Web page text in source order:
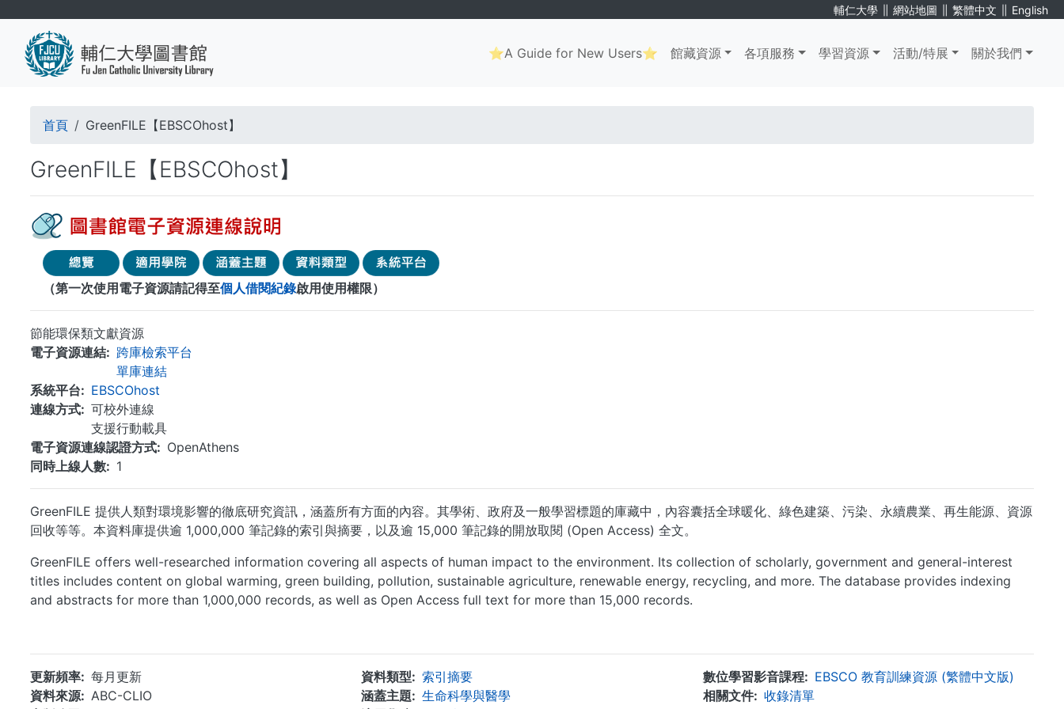
輔仁大學 ∥ 網站地圖 ∥ 繁體中文 ∥ English
Main
navigation
⭐A Guide for New Users⭐ 館藏資源 各項服務 學習資源 活動/特展 關於我們
導
連
結
首頁 GreenFILE【EBSCOhost】
GreenFILE【EBSCOhost】
（第一次使用電子資源請記得至個人借閱紀錄啟用使用權限）
節能環保類文獻資源
電子資源連結
跨庫檢索平台
單庫連結
系統平台
EBSCOhost
連線方式
可校外連線
支援行動載具
電子資源連線認證方式
OpenAthens
同時上線人數
1
GreenFILE 提供人類對環境影響的徹底研究資訊，涵蓋所有方面的內容。其學術、政府及一般學習標題的庫藏中，內容囊括全球暖化、綠色建築、污染、永續農業、再生能源、資源
回收等等。本資料庫提供逾 1,000,000 筆記錄的索引與摘要，以及逾 15,000 筆記錄的開放取閱 (Open Access) 全文。
GreenFILE offers well-researched information covering all aspects of human impact to the environment. Its collection of scholarly, government and general-interest
titles includes content on global warming, green building, pollution, sustainable agriculture, renewable energy, recycling, and more. The database provides indexing
and abstracts for more than 1,000,000 records, as well as Open Access full text for more than 15,000 records.
更新頻率
每月更新
資料來源
ABC-CLIO
資料類型
索引摘要
涵蓋主題
生命科學與醫學
數位學習影音課程
EBSCO 教育訓練資源 (繁體中文版)
相關文件
收錄清單